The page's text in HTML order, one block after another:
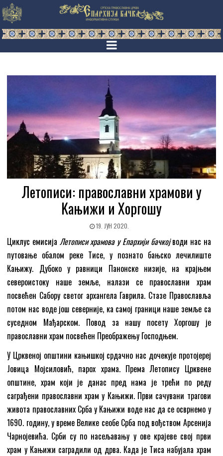
Летописи: православни храмови у
Kaњижи и Хоргошу
19. ЈУН 2020.
Циклус емисија Летописи храмова у Епархији бачкојводи нас на
путовање обалом реке Тисе, у познато бањско лечилиште
Кањижу. Дубоко у равници Панонске низије, на крајњем
североистоку наше земље, налази се православни храм
посвећен Сабору светог архангела Гаврила. Стазе Православља
потом нас воде још северније, ка самој граници наше земље са
суседном Мађарском. Повод за нашу посету Хоргошу је
православни храм посвећен Преображењу Господњем.
У Црквеној општини кањишкој срдачно нас дочекује протојереј
Јовица Мојсиловић, парох храма. Према Летопису Црквене
општине, храм који је данас пред нама је трећи по реду
саграђени православни храм у Кањижи. Први сачувани трагови
живота православних Срба у Кањижи воде нас да се осврнемо у
1690. годину, у време Велике сеобе Срба под вођством Арсенија
Чарнојевића. Срби су по насељавању у ове крајеве свој први
храм у Кањижи саградили од дрва. Када је Тиса набујала храм